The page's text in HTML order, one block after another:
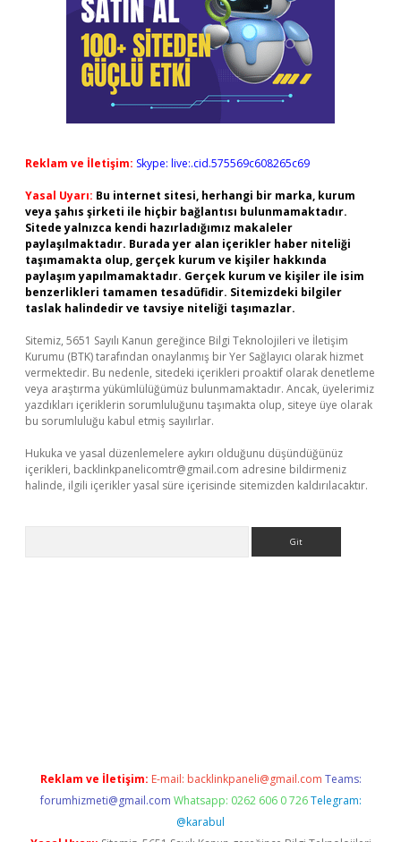
Reklam ve İletişim: Skype: live:.cid.575569c608265c69
Yasal Uyarı: Bu internet sitesi, herhangi bir marka, kurum
veya şahıs şirketi ile hiçbir bağlantısı bulunmamaktadır.
Sitede yalnızca kendi hazırladığımız makaleler
paylaşılmaktadır. Burada yer alan içerikler haber niteliği
taşımamakta olup, gerçek kurum ve kişiler hakkında
paylaşım yapılmamaktadır. Gerçek kurum ve kişiler ile isim
benzerlikleri tamamen tesadüfidir. Sitemizdeki bilgiler
taslak halindedir ve tavsiye niteliği taşımazlar.
Sitemiz, 5651 Sayılı Kanun gereğince Bilgi Teknolojileri ve İletişim
Kurumu (BTK) tarafından onaylanmış bir Yer Sağlayıcı olarak hizmet
vermektedir. Bu nedenle, sitedeki içerikleri proaktif olarak denetleme
veya araştırma yükümlülüğümüz bulunmamaktadır. Ancak, üyelerimiz
yazdıkları içeriklerin sorumluluğunu taşımakta olup, siteye üye olarak
bu sorumluluğu kabul etmiş sayılırlar.
Hukuka ve yasal düzenlemelere aykırı olduğunu düşündüğünüz
içerikleri, backlinkpanelicomtr@gmail.com adresine bildirmeniz
halinde, ilgili içerikler yasal süre içerisinde sitemizden kaldırılacaktır.
Reklam ve İletişim: E-mail: backlinkpaneli@gmail.com Teams:
forumhizmeti@gmail.com Whatsapp: 0262 606 0 726 Telegram:
@karabul